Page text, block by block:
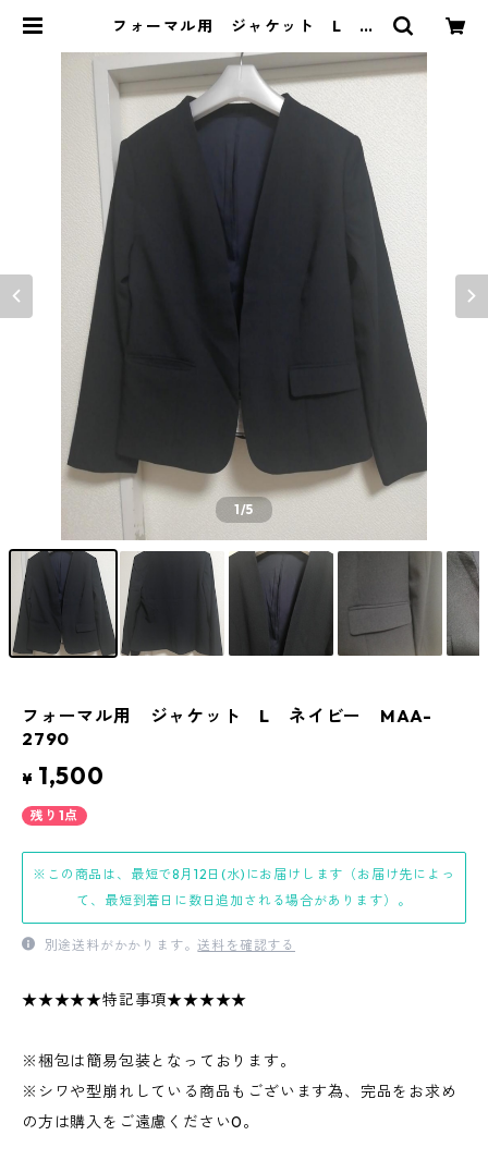
フォーマル用 ジャケット L ネ
PRODUCE
1/5
フォーマル用 ジャケット L ネイビー MAA-
2790
¥ 1,500
残り1点
※この商品は、最短で8月12日(水)にお届けします（お届け先によっ
て、最短到着日に数日追加される場合があります）。
別途送料がかかります。送料を確認する
★★★★★特記事項★★★★★
※梱包は簡易包装となっております。
※シワや型崩れしている商品もございます為、完品をお求め
の方は購入をご遠慮ください0。